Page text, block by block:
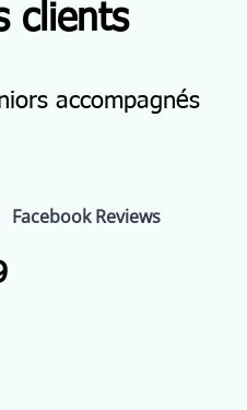
clients
accompagnés
Facebook Reviews